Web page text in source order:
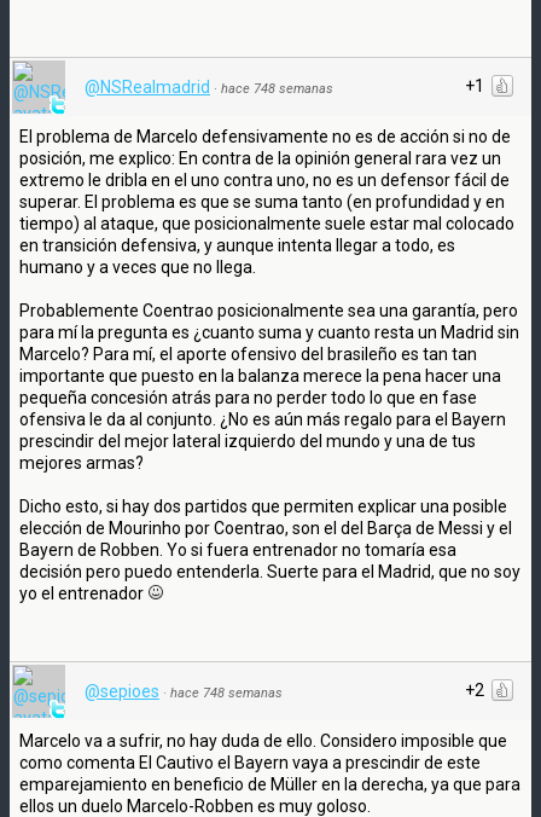
+1
@NSRealmadrid · hace 748 semanas
El problema de Marcelo defensivamente no es de acción si no de
posición, me explico: En contra de la opinión general rara vez un
extremo le dribla en el uno contra uno, no es un defensor fácil de
superar. El problema es que se suma tanto (en profundidad y en
tiempo) al ataque, que posicionalmente suele estar mal colocado
en transición defensiva, y aunque intenta llegar a todo, es
humano y a veces que no llega.
Probablemente Coentrao posicionalmente sea una garantía, pero
para mí la pregunta es ¿cuanto suma y cuanto resta un Madrid sin
Marcelo? Para mí, el aporte ofensivo del brasileño es tan tan
importante que puesto en la balanza merece la pena hacer una
pequeña concesión atrás para no perder todo lo que en fase
ofensiva le da al conjunto. ¿No es aún más regalo para el Bayern
prescindir del mejor lateral izquierdo del mundo y una de tus
mejores armas?
Dicho esto, si hay dos partidos que permiten explicar una posible
elección de Mourinho por Coentrao, son el del Barça de Messi y el
Bayern de Robben. Yo si fuera entrenador no tomaría esa
decisión pero puedo entenderla. Suerte para el Madrid, que no soy
yo el entrenador
+2
@sepioes · hace 748 semanas
Marcelo va a sufrir, no hay duda de ello. Considero imposible que
como comenta El Cautivo el Bayern vaya a prescindir de este
emparejamiento en beneficio de Müller en la derecha, ya que para
ellos un duelo Marcelo-Robben es muy goloso.